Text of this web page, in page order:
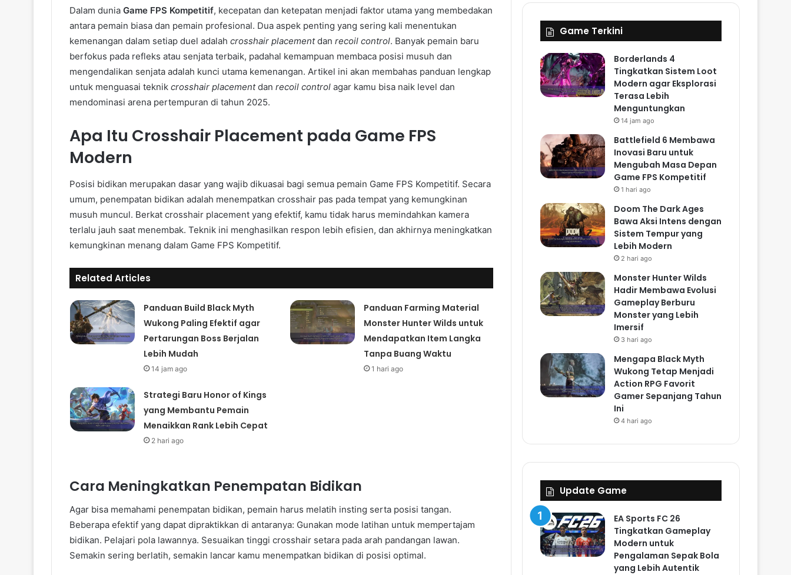
Dalam dunia Game FPS Kompetitif, kecepatan dan ketepatan menjadi faktor utama yang membedakan
antara pemain biasa dan pemain profesional. Dua aspek penting yang sering kali menentukan
kemenangan dalam setiap duel adalah crosshair placementdan recoil control. Banyak pemain baru
berfokus pada refleks atau senjata terbaik, padahal kemampuan membaca posisi musuh dan
mengendalikan senjata adalah kunci utama kemenangan. Artikel ini akan membahas panduan lengkap
untuk menguasai teknik crosshair placementdan recoil control agar kamu bisa naik level dan
mendominasi arena pertempuran di tahun 2025.
Apa Itu Crosshair Placement pada Game FPS
Modern
Posisi bidikan merupakan dasar yang wajib dikuasai bagi semua pemain Game FPS Kompetitif. Secara
umum, penempatan bidikan adalah menempatkan crosshair pas pada tempat yang kemungkinan
musuh muncul. Berkat crosshair placement yang efektif, kamu tidak harus memindahkan kamera
terlalu jauh saat menembak. Teknik ini menghasilkan respon lebih efisien, dan akhirnya meningkatkan
kemungkinan menang dalam Game FPS Kompetitif.
Related Articles
Panduan Build Black Myth
Wukong Paling Efektif agar
Pertarungan Boss Berjalan
Lebih Mudah
14 jam ago
Panduan Farming Material
Monster Hunter Wilds untuk
Mendapatkan Item Langka
Tanpa Buang Waktu
1 hari ago
Strategi Baru Honor of Kings
yang Membantu Pemain
Menaikkan Rank Lebih Cepat
2 hari ago
Cara Meningkatkan Penempatan Bidikan
Agar bisa memahami penempatan bidikan, pemain harus melatih insting serta posisi tangan.
Beberapa efektif yang dapat dipraktikkan di antaranya: Gunakan mode latihan untuk mempertajam
bidikan. Pelajari pola lawannya. Sesuaikan tinggi crosshair setara pada arah pandangan lawan.
Semakin sering berlatih, semakin lancar kamu menempatkan bidikan di posisi optimal.
Game Terkini
Borderlands 4
Tingkatkan Sistem Loot
Modern agar Eksplorasi
Terasa Lebih
Menguntungkan
14 jam ago
Battlefield 6 Membawa
Inovasi Baru untuk
Mengubah Masa Depan
Game FPS Kompetitif
1 hari ago
Doom The Dark Ages
Bawa Aksi Intens dengan
Sistem Tempur yang
Lebih Modern
2 hari ago
Monster Hunter Wilds
Hadir Membawa Evolusi
Gameplay Berburu
Monster yang Lebih
Imersif
3 hari ago
Mengapa Black Myth
Wukong Tetap Menjadi
Action RPG Favorit
Gamer Sepanjang Tahun
Ini
4 hari ago
Update Game
EA Sports FC 26
Tingkatkan Gameplay
Modern untuk
Pengalaman Sepak Bola
yang Lebih Autentik